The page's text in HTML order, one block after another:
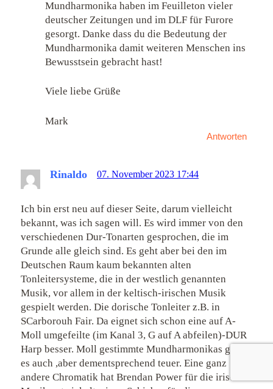
Mundharmonika haben im Feuilleton vieler
deutscher Zeitungen und im DLF für Furore
gesorgt. Danke dass du die Bedeutung der
Mundharmonika damit weiteren Menschen ins
Bewusstsein gebracht hast!
Viele liebe Grüße
Mark
Antworten
Rinaldo 07. November 2023 17:44
Ich bin erst neu auf dieser Seite, darum vielleicht
bekannt, was ich sagen will. Es wird immer von den
verschiedenen Dur-Tonarten gesprochen, die im
Grunde alle gleich sind. Es geht aber bei den im
Deutschen Raum kaum bekannten alten
Tonleitersysteme, die in der westlich genannten
Musik, vor allem in der keltisch-irischen Musik
gespielt werden. Die dorische Tonleiter z.B. in
SCarborouh Fair. Da eignet sich schon eine auf A-
Moll umgefeilte (im Kanal 3, G auf A abfeilen)-DUR
Harp besser. Moll gestimmte Mundharmonikas gibt
es auch ,aber dementsprechend teuer. Eine ganz
andere Chromatik hat Brendan Power für die irische